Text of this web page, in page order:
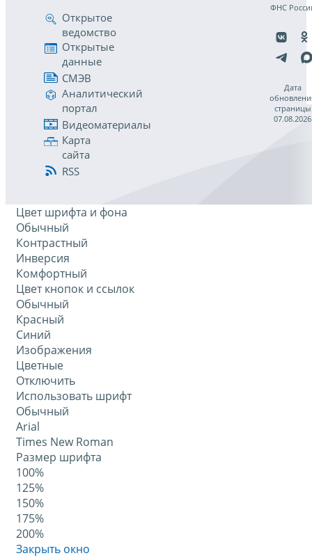
Открытое
ведомство
Открытые
данные
СМЭВ
Аналитический
портал
Видеоматериалы
Карта
сайта
RSS
ФНС
Дата
страницы
07.08.2026
Цвет шрифта и фона
Обычный
Контрастный
Инверсия
Комфортный
Цвет кнопок и ссылок
Обычный
Красный
Синий
Изображения
Цветные
Отключить
Использовать шрифт
Обычный
Arial
Times New Roman
Размер шрифта
100%
125%
150%
175%
200%
Закрыть окно